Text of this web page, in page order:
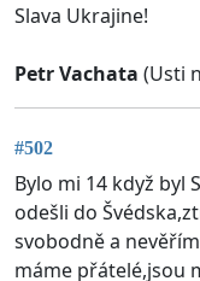
Slava Ukrajine!
Petr Vachata (Usti
#502
Bylo mi 14 když byl
odešli do
svobodně a
máme přátelé,jsou